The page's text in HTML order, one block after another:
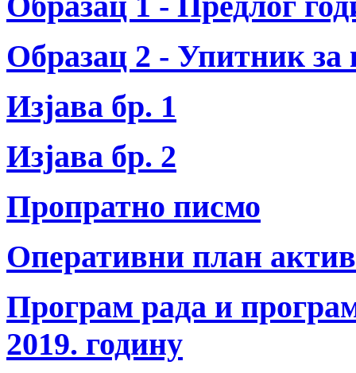
Образац 2 - Упитник за
Изјава бр. 1
Изјава бр. 2
Пропратно писмо
Оперативни план
Програм рада и
2019. годину